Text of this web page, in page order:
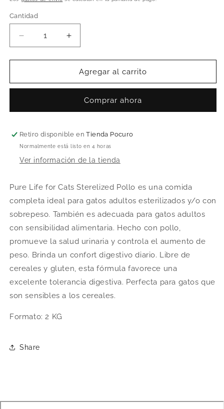
Cantidad
Reducir
cantidad
para
NUTRITION
LIFE
CATS
ADULT
STERILISED
POLLO
Aumentar
cantidad
para
PRO-
NUTRITION
PURE
LIFE
CATS
ADULT
STERILISED
POLLO
Agregar al carrito
Comprar ahora
Retiro disponible enTienda Pocuro
Normalmente está listo en 4 horas
Ver información de la tienda
Pure Life for Cats Sterelized Pollo es una comida
completa ideal para gatos adultos esterilizados y/o con
sobrepeso. También es adecuada para gatos adultos
con sensibilidad alimentaria. Hecho con pollo,
promueve la salud urinaria y controla el aumento de
peso. Brinda un confort digestivo diario. Libre de
cereales y gluten, esta fórmula favorece una
excelente tolerancia digestiva. Perfecta para gatos que
son sensibles a los cereales.
Formato: 2 KG
Share